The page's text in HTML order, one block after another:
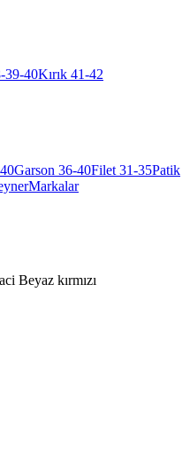
39-40Kırık 41-42
Garson 36-40Filet 31-35Patik
Markalar
Beyaz kırmızı